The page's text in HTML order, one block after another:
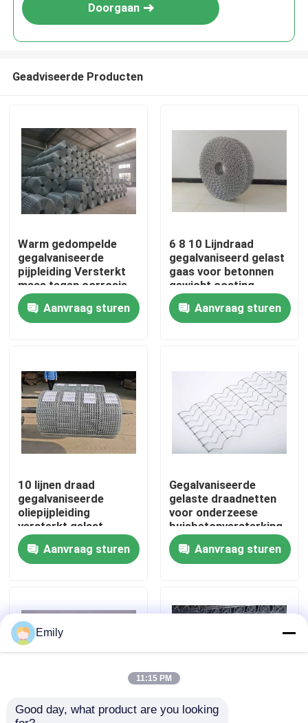
Huis
Over ons
Fabriekstocht
Kwaliteitscontrole
Neem contact met ons op
Gevallen
Het uitgebreide Netwerk van de Metaaldraad
Het geperforeerde Netwerk van de Metaaldraad
Doorgaan
Geadviseerde Producten
Warm gedompelde
gegalvaniseerde
pijpleiding Versterkt
maas tegen corrosie
Zwaar werk
Aanvraag sturen
6 8 10 Lijndraad
gegalvaniseerd gelast
gaas voor betonnen
gewicht coating
Aanvraag sturen
10 lijnen draad
gegalvaniseerde
oliepijpleiding
versterkt gelast
draadnet voor
offshoreAanvraag sturen
Gegalvaniseerde
gelaste draadnetten
voor onderzeese
buisbetonversterking
Aanvraag sturen
Emily
11:15 PM
Good day, what product are you looking